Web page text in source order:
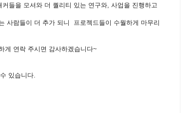
들을 모셔와 더 퀄리티 있는 연구와, 사업을 진행하고
사람들이 더 추가 되니 프로젝드들이 수월하게 마무리
게 연락 주시면 감사하겠습니다~
있습니다.